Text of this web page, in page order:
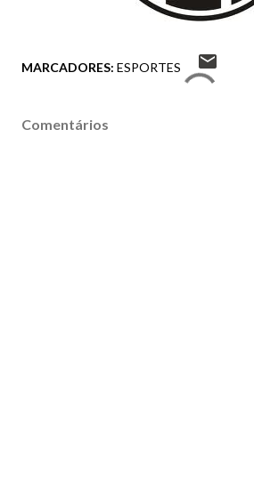
MARCADORES: ESPORTES
Comentários